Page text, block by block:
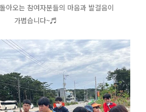
아오는 참여자분들의 마음과 발걸음이
가볍습니다~♬